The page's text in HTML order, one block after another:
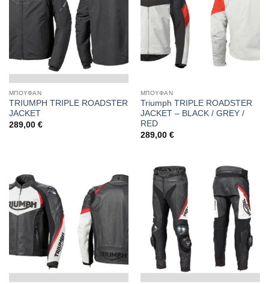
ΜΠΟΥΦΑΝ
TRIUMPH TRIPLE ROADSTER
JACKET
289,00 €
ΜΠΟΥΦΑΝ
Triumph TRIPLE ROADSTER
JACKET – BLACK / GREY /
RED
289,00 €